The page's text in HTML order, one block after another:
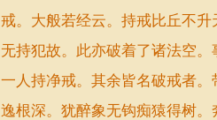
戒。大般若经云。持戒比丘不
无持犯故。此亦破着了诸法空
一人持净戒。其余皆名破戒者
逸根深。犹醉象无钩痴猿得树